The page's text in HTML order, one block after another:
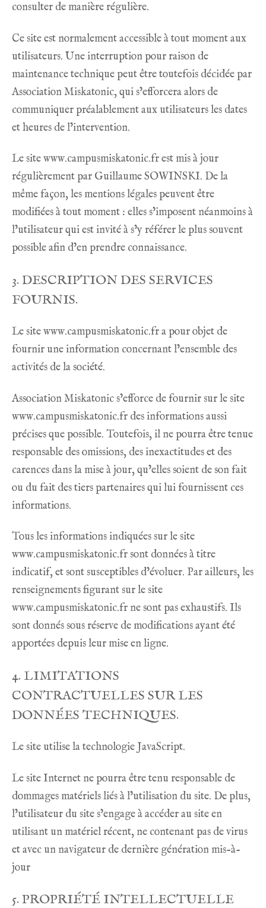
consulter de manière régulière.
Ce site est normalement accessible à tout moment aux
utilisateurs. Une interruption pour raison de
maintenance technique peut être toutefois décidée par
Association Miskatonic, qui s’efforcera alors de
communiquer préalablement aux utilisateurs les dates
et heures de l’intervention.
Le sitewww.campusmiskatonic.frest mis à jour
régulièrement par Guillaume SOWINSKI. De la
même façon, les mentions légales peuvent être
modifiées à tout moment : elles s’imposent néanmoins à
l’utilisateur qui est invité à s’y référer le plus souvent
possible afin d’en prendre connaissance.
3. DESCRIPTION DES SERVICES
FOURNIS.
Le sitewww.campusmiskatonic.fra pour objet de
fournir une information concernant l’ensemble des
activités de la société.
Association Miskatonic s’efforce de fournir sur le site
www.campusmiskatonic.fr des informations aussi
précises que possible. Toutefois, il ne pourra être tenue
responsable des omissions, des inexactitudes et des
carences dans la mise à jour, qu’elles soient de son fait
ou du fait des tiers partenaires qui lui fournissent ces
informations.
Tous les informations indiquées sur le site
www.campusmiskatonic.frsont données à titre
indicatif, et sont susceptibles d’évoluer. Par ailleurs, les
renseignements figurant sur le site
www.campusmiskatonic.fr ne sont pas exhaustifs. Ils
sont donnés sous réserve de modifications ayant été
apportées depuis leur mise en ligne.
4. LIMITATIONS
CONTRACTUELLES SUR LES
DONNÉES TECHNIQUES.
Le site utilise la technologie JavaScript.
Le site Internet ne pourra être tenu responsable de
dommages matériels liés à l’utilisation du site. De plus,
l’utilisateur du site s’engage à accéder au site en
utilisant un matériel récent, ne contenant pas de virus
et avec un navigateur de dernière génération mis-à-
jour
5. PROPRIÉTÉ INTELLECTUELLE